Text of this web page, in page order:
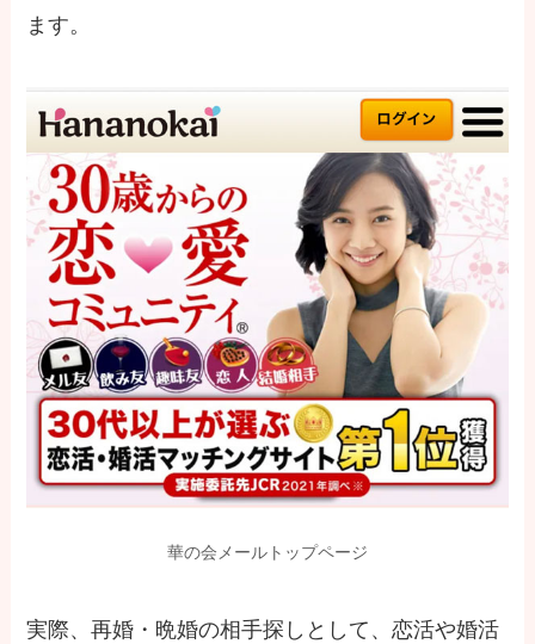
ます。
華の会メールトップページ
実際、再婚・晩婚の相手探しとして、恋活や婚活